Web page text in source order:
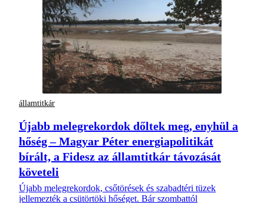
államtitkár
Újabb melegrekordok dőltek meg, enyhül a
hőség – Magyar Péter energiapolitikát
bírált, a Fidesz az államtitkár távozását
követeli
Újabb melegrekordok, csőtörések és szabadtéri tüzek
jellemezték a csütörtöki hőséget. Bár szombattól